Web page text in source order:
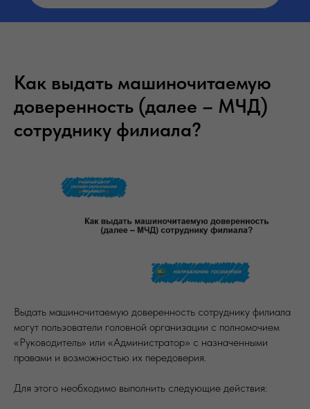
Как выдать машиночитаемую
доверенность (далее – МЧД)
сотруднику филиала?
Выдать машиночитаемую доверенность сотруднику филиала
могут пользователи головной организации с полномочием
«Руководитель» или «Администратор» с назначенными
правами и возможностью их передоверия.
Для этого необходимо выполнить следующие действия: